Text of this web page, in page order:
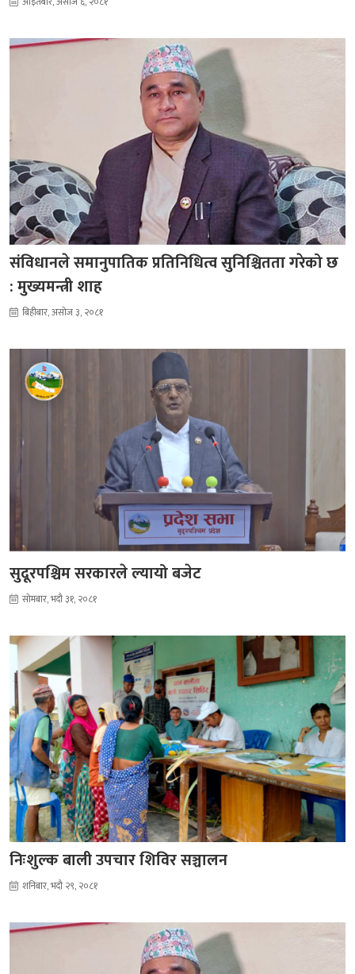
संविधानले समानुपातिक प्रतिनिधित्व सुनिश्चितता गरेको छ
: मुख्यमन्त्री शाह
बिहीबार, असोज ३, २०८१
सुदूरपश्चिम सरकारले ल्यायो बजेट
सोमबार, भदौ ३१, २०८१
निःशुल्क बाली उपचार शिविर सञ्चालन
शनिबार, भदौ २९, २०८१